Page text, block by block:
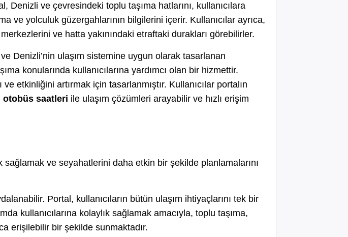
Denizli ve çevresindeki toplu taşıma hatlarını, kullanıcılara
yolculuk güzergahlarının bilgilerini içerir. Kullanıcılar ayrıca,
ve hatta yakınındaki etraftaki durakları görebilirler.
Denizli’nin ulaşım sistemine uygun olarak tasarlanan
konularında kullanıcılarına yardımcı olan bir hizmettir.
etkinliğini artırmak için tasarlanmıştır. Kullanıcılar portalın
otobüs saatleri ile ulaşım çözümleri arayabilir ve hızlı erişim
sağlamak ve seyahatlerini daha etkin bir şekilde planlamalarını
Portal, kullanıcıların bütün ulaşım ihtiyaçlarını tek bir
kullanıcılarına kolaylık sağlamak amacıyla, toplu taşıma,
erişilebilir bir şekilde sunmaktadır.